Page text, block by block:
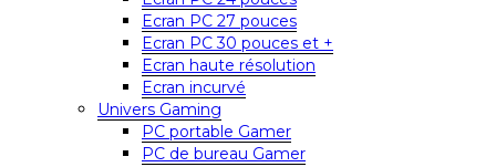
Ecran PC 27 pouces
Ecran PC 30 pouces et +
Ecran haute résolution
Ecran incurvé
Univers Gaming
PC portable Gamer
PC de bureau Gamer